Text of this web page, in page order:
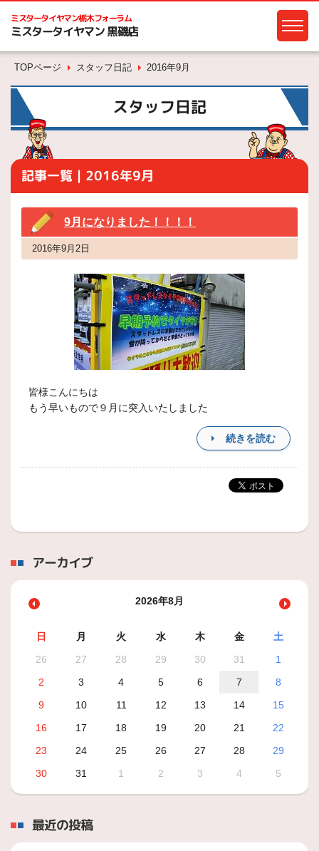
ミスタータイヤマン栃木フォーラム
ミスタータイヤマン 黒磯店
TOPページ スタッフ日記 2016年9月
スタッフ日記
記事一覧｜2016年9月
9月になりました！！！！
2016年9月2日
皆様こんにちは
もう早いもので９月に突入いたしました
続きを読む
アーカイブ
2026年8月
日 月 火 水 木 金
土
26
27 28 29 30 31
1
2
3 4 5 6 7
8
9
10 11 12 13 14
15
16
17 18 19 20 21
22
23
24 25 26 27 28
29
30
31 1 2 3 4 5
最近の投稿